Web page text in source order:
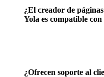
¿El creador de
Yola es compatible con
¿Ofrecen soporte al